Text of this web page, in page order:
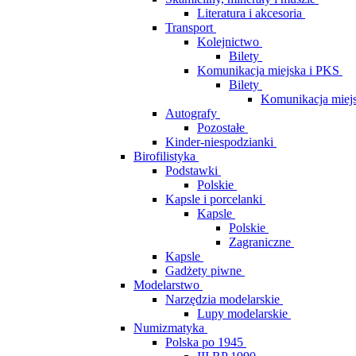
Literatura i akcesoria
Transport
Kolejnictwo
Bilety
Komunikacja miejska i PKS
Bilety
Komunikacja
Autografy
Pozostałe
Kinder-niespodzianki
Birofilistyka
Podstawki
Polskie
Kapsle i porcelanki
Kapsle
Polskie
Zagraniczne
Kapsle
Gadżety piwne
Modelarstwo
Narzędzia modelarskie
Lupy modelarskie
Numizmatyka
Polska po 1945